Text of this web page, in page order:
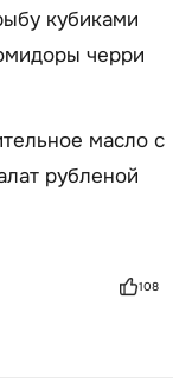
кубиками
черри
масло с
рубленой
108